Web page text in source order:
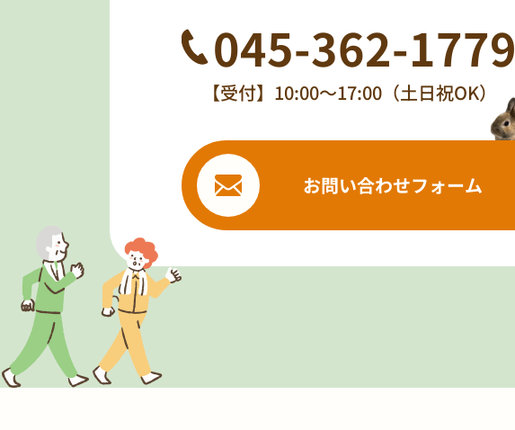
045-362-1779
【受付】10:00～17:00（土日祝OK）
お問い合わせフォーム